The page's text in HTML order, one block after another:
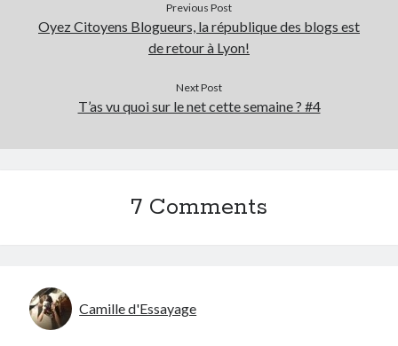
Previous Post
Oyez Citoyens Blogueurs, la république des blogs est
de retour à Lyon!
Next Post
T’as vu quoi sur le net cette semaine ? #4
7 Comments
Camille d'Essayage